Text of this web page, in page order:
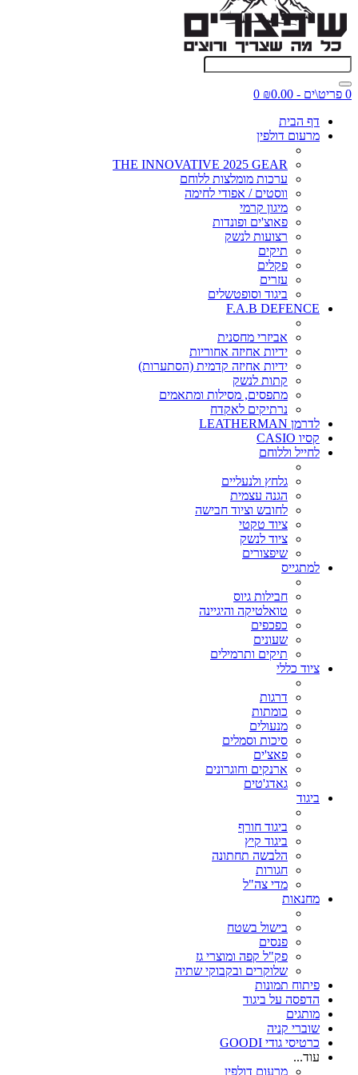
0 פריט\ים - ₪0.00
0
דף הבית
מרעום דולפין
THE INNOVATIVE 2025 GEAR
ערכות מומלצות ללוחם
ווסטים / אפודי לחימה
מיגון קרמי
פאוצ'ים ופונדות
רצועות לנשק
תיקים
פקלים
עזרים
ביגוד וסופטשלים
F.A.B DEFENCE
אביזרי מחסנית
ידיות אחיזה אחוריות
ידיות אחיזה קדמית (הסתערות)
קתות לנשק
מתפסים, מסילות ומתאמים
נרתיקים לאקדח
לדרמן LEATHERMAN
קסיו CASIO
לחייל וללוחם
גלחץ ולנעליים
הגנה עצמית
לחובש וציוד חבישה
ציוד טקטי
ציוד לנשק
שיפצורים
למתגייס
חבילות גיוס
טואלטיקה והיגיינה
כפכפים
שעונים
תיקים ותרמילים
ציוד כללי
דרגות
כומתות
מנעולים
סיכות וסמלים
פאצ'ים
ארנקים וחוגרונים
גאדג'טים
ביגוד
ביגוד חורף
ביגוד קיץ
הלבשה תחתונה
חגורות
מדי צה"ל
מחנאות
בישול בשטח
פנסים
פק"ל קפה ומוצרי גז
שלוקרים ובקבוקי שתיה
פיתוח תמונות
הדפסה על ביגוד
מותגים
שוברי קניה
כרטיסי גודי GOODI
עוד...
מרעום דולפין